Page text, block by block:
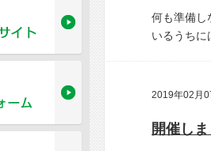
何も準備し
いるうちに
2019年02月